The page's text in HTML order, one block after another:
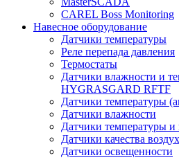
CAREL Boss Monitoring
Навесное оборудование
Датчики температуры
Реле перепада давления
Термостаты
Датчики влажности и
HYGRASGARD RFTF
Датчики температуры
Датчики влажности
Датчики температуры и
Датчики качества
Датчики освещенности